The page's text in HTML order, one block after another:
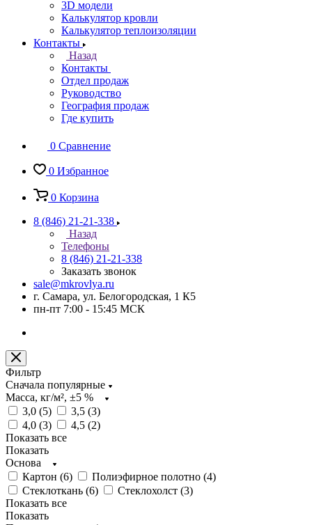
3D модели
Калькулятор кровли
Калькулятор теплоизоляции
Контакты
Назад
Контакты
Отдел продаж
Руководство
География продаж
Где купить
0 Сравнение
0 Избранное
0 Корзина
8 (846) 21-21-338
Назад
Телефоны
8 (846) 21-21-338
Заказать звонок
sale@mkrovlya.ru
г. Самара, ул. Белогородская, 1 К5
пн-пт 7:00 - 15:45 МСК
Фильтр
Сначала популярные
Масса, кг/м², ±5 %
3,0 (5) 3,5 (3)
4,0 (3) 4,5 (2)
Показать все
Показать
Основа
Картон (6) Полиэфирное полотно (4)
Стеклоткань (6) Стеклохолст (3)
Показать все
Показать